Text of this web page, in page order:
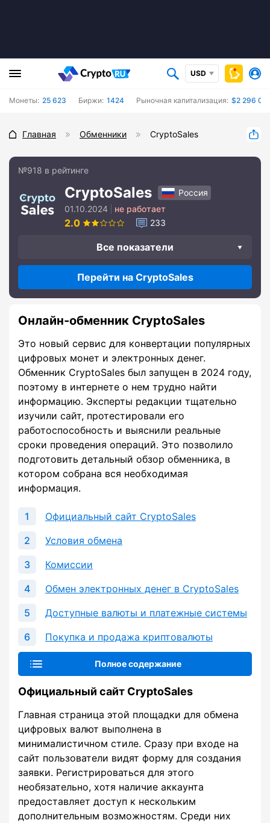
USD
Монеты: 25 623 Биржи: 1424 Рыночная капитализация: $2 296
Главная Обменники CryptoSales
№918 в рейтинге
CryptoSales
Россия
01.10.2024
не работает
2.0 233
Все показатели
Перейти на CryptoSales
Онлайн-обменник CryptoSales
Это новый сервис для конвертации популярных
цифровых монет и электронных денег.
Обменник CryptoSales был запущен в 2024 году,
поэтому в интернете о нем трудно найти
информацию. Эксперты редакции тщательно
изучили сайт, протестировали его
работоспособность и выяснили реальные
сроки проведения операций. Это позволило
подготовить детальный обзор обменника, в
котором собрана вся необходимая
информация.
Официальный сайт CryptoSales
Условия обмена
Комиссии
Обмен электронных денег в CryptoSales
Доступные валюты и платежные системы
Покупка и продажа криптовалюты
Полное содержание
Официальный сайт CryptoSales
Главная страница этой площадки для обмена
цифровых валют выполнена в
минималистичном стиле. Сразу при входе на
сайт пользователи видят форму для создания
заявки. Регистрироваться для этого
необязательно, хотя наличие аккаунта
предоставляет доступ к нескольким
дополнительным возможностям. Среди них